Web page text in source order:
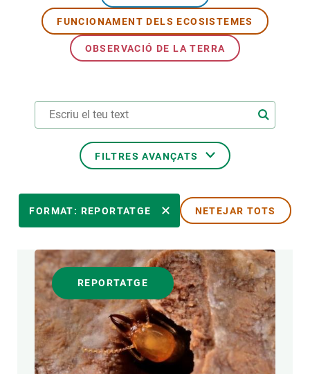
FUNCIONAMENT DELS ECOSISTEMES
OBSERVACIÓ DE LA TERRA
FILTRES AVANÇATS
TEMES TRANSVERSALS
FORMAT
AUTOR
FORMAT: REPORTATGE NETEJAR TOTS
REPORTATGE
PARTICIPA
NOTÍCIES I AGENDA